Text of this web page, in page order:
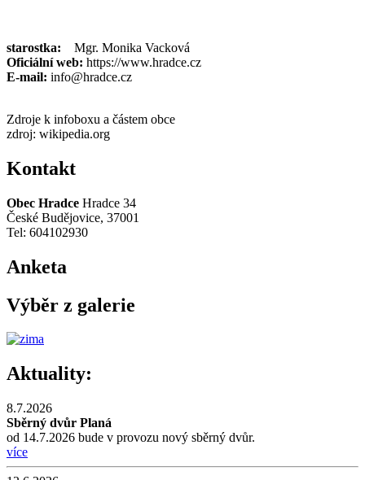
starostka: Mgr. Monika Vacková
Oficiální web: https://www.hradce.cz
E-mail: info@hradce.cz
Zdroje k infoboxu a částem obce
zdroj: wikipedia.org
Kontakt
Obec Hradce Hradce 34
České Budějovice, 37001
Tel: 604102930
Anketa
Výběr z galerie
Aktuality:
8.7.2026
Sběrný dvůr Planá
od 14.7.2026 bude v provozu nový sběrný dvůr.
více